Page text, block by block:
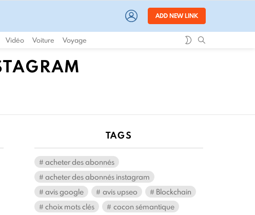
LOGIN ADD NEW LINK
Vidéo Voiture Voyage
SWITCH
TAGS
acheter des abonnés
acheter des abonnés instagram
avis google
avis upseo
Blockchain
choix mots clés
cocon sémantique